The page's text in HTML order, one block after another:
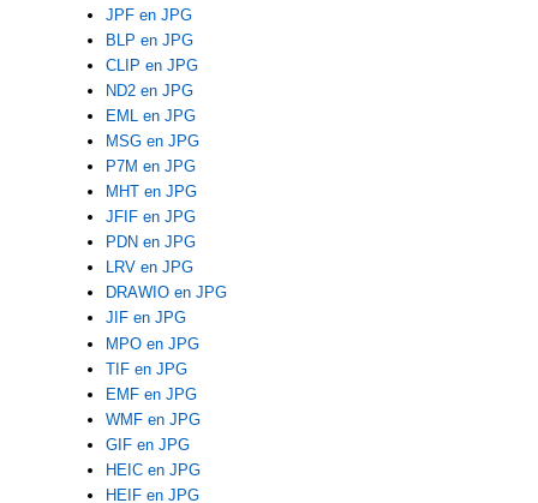
JPF en JPG
BLP en JPG
CLIP en JPG
ND2 en JPG
EML en JPG
MSG en JPG
P7M en JPG
MHT en JPG
JFIF en JPG
PDN en JPG
LRV en JPG
DRAWIO en JPG
JIF en JPG
MPO en JPG
TIF en JPG
EMF en JPG
WMF en JPG
GIF en JPG
HEIC en JPG
HEIF en JPG